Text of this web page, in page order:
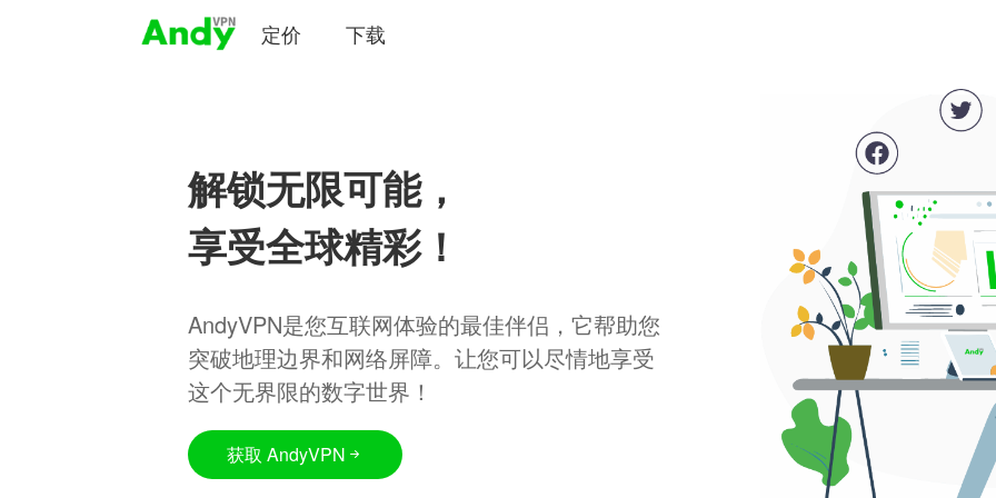
定价 下载
解锁无限可能，
享受全球精彩！
AndyVPN是您互联网体验的最佳伴侣，它帮助您
突破地理边界和网络屏障。让您可以尽情地享受
这个无界限的数字世界！
获取 AndyVPN